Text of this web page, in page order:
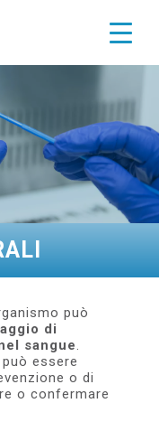
può
di
sangue.
essere
o di
o confermare